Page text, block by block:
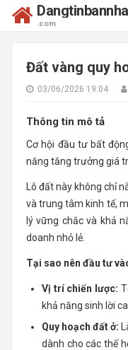
Dangtinbannha
.com
Đất vàng quy
03/06/2026 19:04
Thông tin mô tả
Cơ hội đầu tư bất
năng tăng trưởng giá
Lô đất này không chỉ
và trung tâm kinh tế,
lý vững chắc và khả
doanh nhỏ lẻ.
Tại sao nên đầu tư
Vị trí chiến lược:
khả năng sinh lời
Quy hoạch đất ở:
dành cho các thế